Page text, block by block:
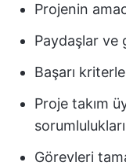
Projenin
Paydaşlar ve
Başarı
Proje takım
sorumlulukları
Görevleri